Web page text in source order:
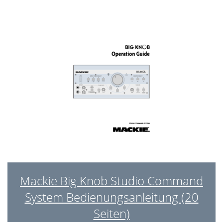
Mackie Big Knob Studio Command
System Bedienungsanleitung (20
Seiten)